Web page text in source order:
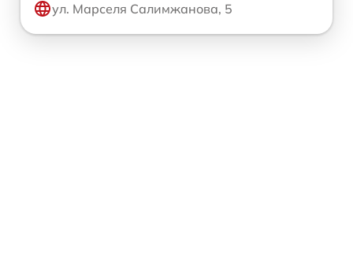
ул. Марселя Салимжанова, 5